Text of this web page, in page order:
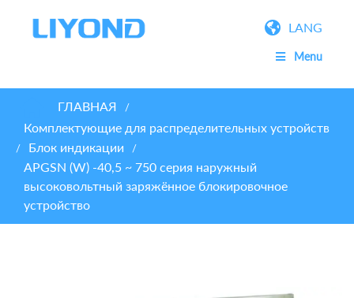
LANG
Menu
ГЛАВНАЯ /
Комплектующие для распределительных устройств
/ Блок индикации /
APGSN (W) -40,5 ~ 750 серия наружный
высоковольтный заряжённое блокировочное
устройство